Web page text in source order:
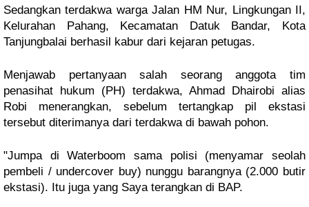
Sedangkan terdakwa warga Jalan HM Nur, Lingkungan II,
Kelurahan Pahang, Kecamatan Datuk Bandar, Kota
Tanjungbalai berhasil kabur dari kejaran petugas.
Menjawab pertanyaan salah seorang anggota tim
penasihat hukum (PH) terdakwa, Ahmad Dhairobi alias
Robi menerangkan, sebelum tertangkap pil ekstasi
tersebut diterimanya dari terdakwa di bawah pohon.
"Jumpa di Waterboom sama polisi (menyamar seolah
pembeli / undercover buy) nunggu barangnya (2.000 butir
ekstasi). Itu juga yang Saya terangkan di BAP.